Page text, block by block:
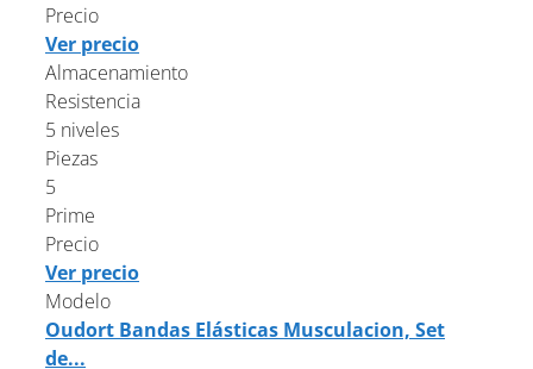
Precio
Ver precio
Almacenamiento
Resistencia
5 niveles
Piezas
5
Prime
Precio
Ver precio
Modelo
Oudort Bandas Elásticas Musculacion, Set
de...